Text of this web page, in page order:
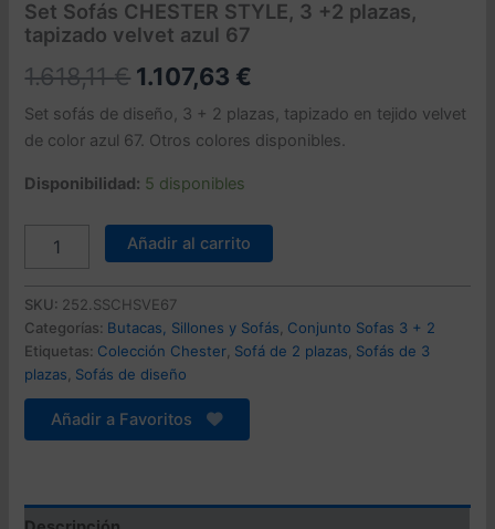
Set Sofás CHESTER STYLE, 3 +2 plazas,
tapizado velvet azul 67
1.618,11€ El
precio
original
era:
1.618,11 €.
1.107,63 €
precio
actual
1.107,63 €.
Set sofás de diseño, 3 + 2 plazas, tapizado en tejido velvet
de color azul 67. Otros colores disponibles.
Disponibilidad: 5 disponibles
Sofás
STYLE,
3
+2
plazas,
tapizado
velvet
Añadir al carrito
SKU: 252.SSCHSVE67
Categorías: Butacas, Sillones y Sofás, Conjunto Sofas 3 + 2
Etiquetas: Colección Chester, Sofá de 2 plazas, Sofás de 3
plazas, Sofás de diseño
Añadir a Favoritos